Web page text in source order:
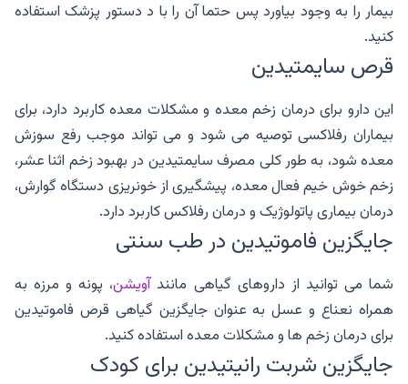
بیمار را به وجود بیاورد پس حتما آن را با د دستور پزشک استفاده
کنید.
قرص سایمتیدین
این دارو برای درمان زخم معده و مشکلات معده کاربرد دارد، برای
بیماران رفلاکسی توصیه می شود و می تواند موجب رفع سوزش
معده شود، به طور کلی مصرف سایمتیدین در بهبود زخم اثنا عشر،
زخم خوش خیم فعال معده، پیشگیری از خونریزی دستگاه گوارش،
درمان بیماری پاتولوژیک و درمان رفلاکس کاربرد دارد.
جایگزین فاموتیدین در طب سنتی
شما می توانید از داروهای گیاهی مانندآویشن، پونه و مرزه به
همراه نعناع و عسل به عنوان جایگزین گیاهی قرص فاموتیدین
برای درمان زخم ها و مشکلات معده استفاده کنید.
جایگزین شربت رانیتیدین برای کودک